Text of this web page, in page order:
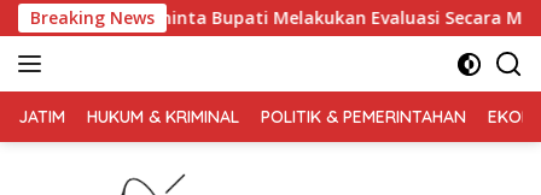
Langsung
ke
konten
Breaking News
Melakukan Evaluasi Secara Menyeluruh Kembali
TERPERCAYA
JATIM HUKUM & KRIMINAL POLITIK & PEMERINTAHAN